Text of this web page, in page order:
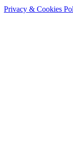
Privacy & Cookies